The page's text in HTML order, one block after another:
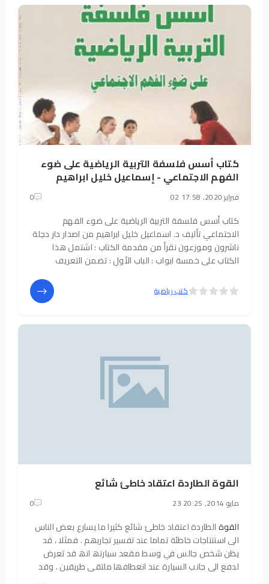
كتاب أسس فلسفة التربية الرياضية على ضوء
الفهم الاجتماعي - إسماعيل خليل ابراهيم
02 فبراير 2020, 17:58 0
كتاب أسس فلسفة التربية الرياضية على ضوء الفهم
الاجتماعي تأليف د. اسماعيل خليل ابراهيم من اصدار دار دجلة
ناشرون وموزعون نقرأ من مقدمة الكتاب : اشتمل هذا
الكتاب على خمسة ابواب : الباب الأول : تضمن التعريف
فيها الباحث الى بدايات التوجه الفلسفي للانسان
كتب رياضية
القوة الطاردة اعتقاد خاطئ شائع
23 مايو 2014, 20:25 0
القوةالطاردة اعتقاد خاطئ شائع كثیرا ما یسارع بعض الناس
الى استنتاجات خاطئة تماما عند تفسیر تجاربھم . فمثلا ، قد
یظن شخص جالس في وسط مقعد سیارتھ انھ قد تعرض
لدفع الى جانب السیارة عند انعطافھا ملتقى طریقین . وقد